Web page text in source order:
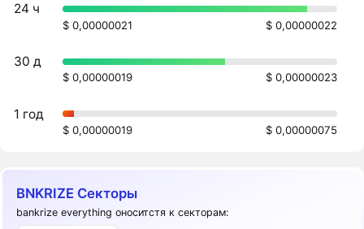
24 ч
$ 0,00000021 $ 0,00000022
30 д
$ 0,00000019 $ 0,00000023
1 год
$ 0,00000019 $ 0,00000075
BNKRIZE Секторы
bankrize everything оноситстя к секторам: